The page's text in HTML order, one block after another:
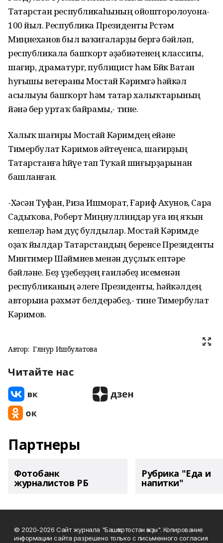
Татарстан республикаһының ойошторолоуона-
100 йыл. Республика Президенты Рөстәм
Миңнеханов был ваҡиғаларҙы бергә бәйләп,
республикала башҡорт әҙәбиәтенең классигы,
шағир, драматург, публицист һәм Бөйөк Ватан
һуғышы ветераны Мостай Кәримгә һәйкәл
асылыуы башҡорт һәм татар халыҡтарының
йәнә бер уртаҡ байрамы,- тине.
Халыҡ шағиры Мостай Кәримдең ейәне
Тимербулат Кәримов әйтеүенсә, шағирҙың
Татарстанға һөйөүе тап Туҡай шиғырҙарынан
башланған.
-Хәсән Туфан, Риза Ишморат, Ғариф Ахунов, Сара
Садыҡова, Роберт Миңнуллиндар уға иң яҡын
кешеләр һәм дуҫ булдылар. Мостай Кәримде
оҙаҡ йылдар Татарстандың беренсе Президенты
Минтимер Шәймиев менән дуҫлыҡ ептәре
бәйләне. Беҙ үҙебеҙҙең ғаиләбеҙ исеменән
республиканың әлеге Президенты, һәйкәлдең
авторына рәхмәт белдерәбеҙ,- тине Тимербулат
Кәримов.
Автор: Гөлнур Ишбулатова
Читайте нас
Партнеры
Фотобанк
журналистов РБ
Рубрика "Еда и
напитки"
© 2020-2026 Сайт журнала "Башҡортостан ҡыҙы". Копирование
информации сайта разрешено только с письменного согласия